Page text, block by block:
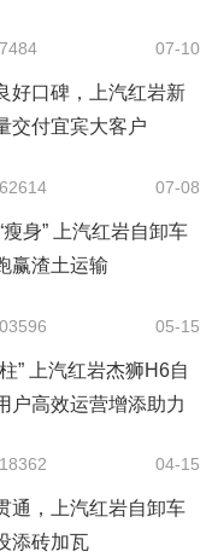
07-10
好口碑，上汽红岩新
交付宜宾大客户
07-08
身” 上汽红岩自卸车
赢渣土运输
05-15
” 上汽红岩杰狮H6自
户高效运营增添助力
04-15
通，上汽红岩自卸车
添砖加瓦